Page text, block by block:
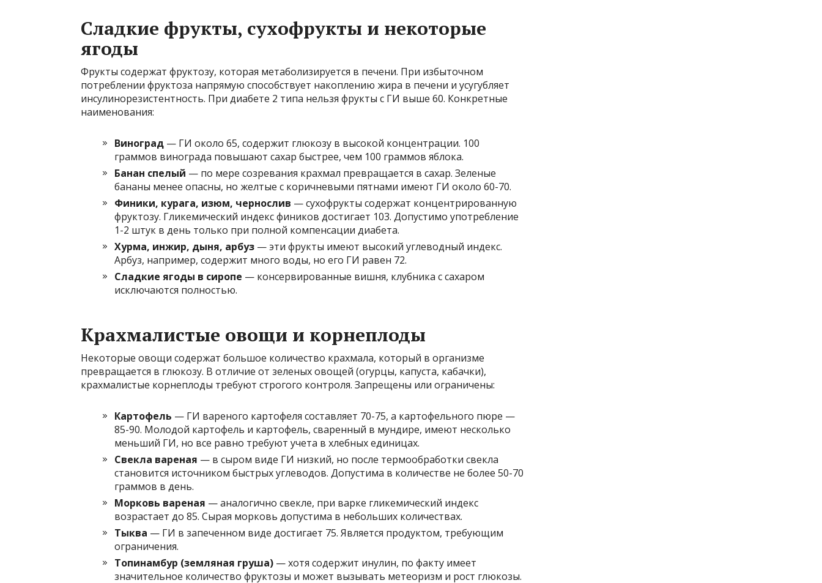
Сладкие фрукты, сухофрукты и некоторые
ягоды
Фрукты содержат фруктозу, которая метаболизируется в печени. При избыточном
потреблении фруктоза напрямую способствует накоплению жира в печени и усугубляет
инсулинорезистентность. При диабете 2 типа нельзя фрукты с ГИ выше 60. Конкретные
наименования:
Виноград — ГИ около 65, содержит глюкозу в высокой концентрации. 100
граммов винограда повышают сахар быстрее, чем 100 граммов яблока.
Банан спелый — по мере созревания крахмал превращается в сахар. Зеленые
бананы менее опасны, но желтые с коричневыми пятнами имеют ГИ около 60-70.
Финики, курага, изюм, чернослив — сухофрукты содержат концентрированную
фруктозу. Гликемический индекс фиников достигает 103. Допустимо употребление
1-2 штук в день только при полной компенсации диабета.
Хурма, инжир, дыня, арбуз — эти фрукты имеют высокий углеводный индекс.
Арбуз, например, содержит много воды, но его ГИ равен 72.
Сладкие ягоды в сиропе — консервированные вишня, клубника с сахаром
исключаются полностью.
Крахмалистые овощи и корнеплоды
Некоторые овощи содержат большое количество крахмала, который в организме
превращается в глюкозу. В отличие от зеленых овощей (огурцы, капуста, кабачки),
крахмалистые корнеплоды требуют строгого контроля. Запрещены или ограничены:
Картофель — ГИ вареного картофеля составляет 70-75, а картофельного пюре —
85-90. Молодой картофель и картофель, сваренный в мундире, имеют несколько
меньший ГИ, но все равно требуют учета в хлебных единицах.
Свекла вареная — в сыром виде ГИ низкий, но после термообработки свекла
становится источником быстрых углеводов. Допустима в количестве не более 50-70
граммов в день.
Морковь вареная — аналогично свекле, при варке гликемический индекс
возрастает до 85. Сырая морковь допустима в небольших количествах.
Тыква — ГИ в запеченном виде достигает 75. Является продуктом, требующим
ограничения.
Топинамбур (земляная груша) — хотя содержит инулин, по факту имеет
значительное количество фруктозы и может вызывать метеоризм и рост глюкозы.